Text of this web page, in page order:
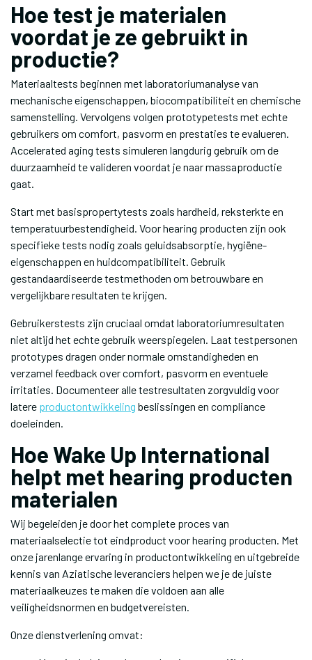
Hoe test je materialen
voordat je ze gebruikt in
productie?
Materiaaltests beginnen met laboratoriumanalyse van
mechanische eigenschappen, biocompatibiliteit en chemische
samenstelling. Vervolgens volgen prototypetests met echte
gebruikers om comfort, pasvorm en prestaties te evalueren.
Accelerated aging tests simuleren langdurig gebruik om de
duurzaamheid te valideren voordat je naar massaproductie
gaat.
Start met basispropertytests zoals hardheid, reksterkte en
temperatuurbestendigheid. Voor hearing producten zijn ook
specifieke tests nodig zoals geluidsabsorptie, hygiëne-
eigenschappen en huidcompatibiliteit. Gebruik
gestandaardiseerde testmethoden om betrouwbare en
vergelijkbare resultaten te krijgen.
Gebruikerstests zijn cruciaal omdat laboratoriumresultaten
niet altijd het echte gebruik weerspiegelen. Laat testpersonen
prototypes dragen onder normale omstandigheden en
verzamel feedback over comfort, pasvorm en eventuele
irritaties. Documenteer alle testresultaten zorgvuldig voor
latere productontwikkeling beslissingen en compliance
doeleinden.
Hoe Wake Up International
helpt met hearing producten
materialen
Wij begeleiden je door het complete proces van
materiaalselectie tot eindproduct voor hearing producten. Met
onze jarenlange ervaring in productontwikkeling en uitgebreide
kennis van Aziatische leveranciers helpen we je de juiste
materiaalkeuzes te maken die voldoen aan alle
veiligheidsnormen en budgetvereisten.
Onze dienstverlening omvat: